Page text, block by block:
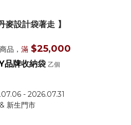
麥設計袋著走 】
商品， 滿 $25,000
品牌收納袋 乙個
- 2026.07.31
& 新生門市